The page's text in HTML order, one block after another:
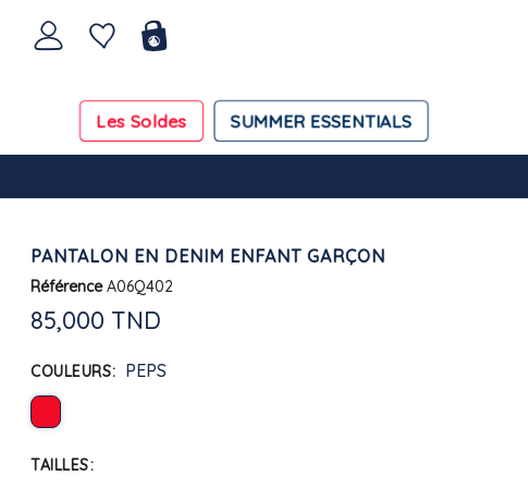
SUMMER ESSENTIALS
Les Soldes
PANTALON EN DENIM ENFANT GARÇON
Référence A06Q402
85,000 TND
COULEURS PEPS
TAILLES